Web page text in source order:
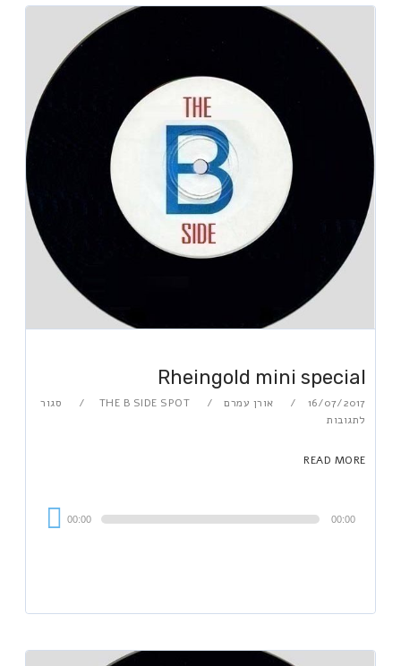
Rheingold mini special
16/07/2017 אורן עמרם THE B SIDE SPOT
סגור
לתגובות
READ MORE
00:00 00:00